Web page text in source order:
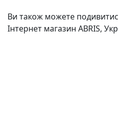
Ви також можете
Інтернет магазин ABRIS,